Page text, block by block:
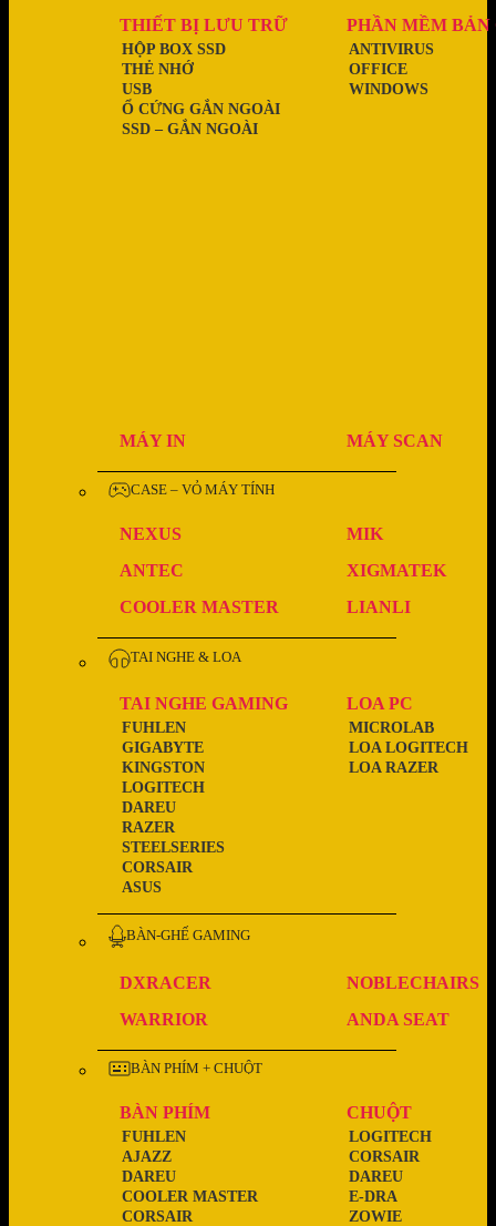
THIẾT BỊ LƯU TRỮ
SSD – GẮN NGOÀI
Ổ CỨNG GẮN NGOÀI
USB
THẺ NHỚ
HỘP BOX SSD
PHẦN MỀM BẢN
WINDOWS
OFFICE
ANTIVIRUS
MÁY IN MÁY SCAN
CASE – VỎ MÁY TÍNH
NEXUS
MIK
ANTEC
XIGMATEK
COOLER MASTER
LIANLI
TAI NGHE & LOA
TAI NGHE GAMING
ASUS
CORSAIR
STEELSERIES
RAZER
DAREU
LOGITECH
KINGSTON
GIGABYTE
FUHLEN
LOA PC
LOA RAZER
LOA LOGITECH
MICROLAB
BÀN-GHẾ GAMING
DXRACER
NOBLECHAIRS
WARRIOR
ANDA SEAT
BÀN PHÍM + CHUỘT
BÀN PHÍM
CORSAIR
COOLER MASTER
DAREU
AJAZZ
FUHLEN
CHUỘT
ZOWIE
E-DRA
DAREU
CORSAIR
LOGITECH